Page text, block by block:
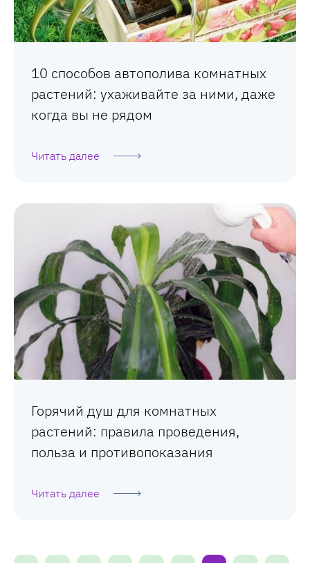
10 способов автополива комнатных
растений: ухаживайте за ними, даже
когда вы не рядом
Читать далее
Горячий душ для комнатных
растений: правила проведения,
польза и противопоказания
Читать далее